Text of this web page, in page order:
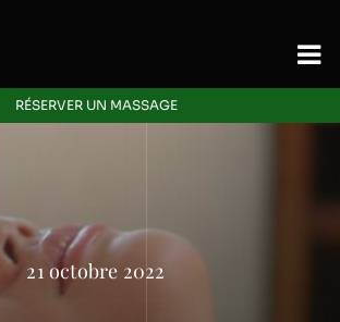
RÉSERVER UN MASSAGE
21 octobre 2022